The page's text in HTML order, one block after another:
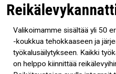
Valikoimamme sisältää yli 50
-koukkua tehokkaaseen ja
työkalusäilytykseen. Kaikki
on helppo kiinnittää